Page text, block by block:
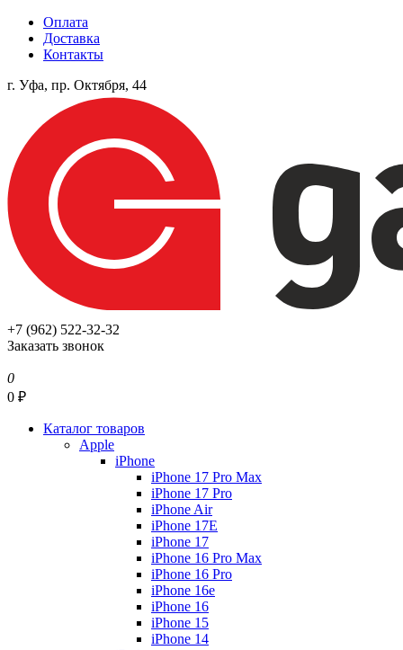
Оплата
Доставка
Контакты
г. Уфа, пр. Октября, 44
+7 (962) 522-32-32
Заказать звонок
0
0 ₽
Каталог товаров
Apple
iPhone
iPhone 17 Pro Max
iPhone 17 Pro
iPhone Air
iPhone 17E
iPhone 17
iPhone 16 Pro Max
iPhone 16 Pro
iPhone 16e
iPhone 16
iPhone 15
iPhone 14